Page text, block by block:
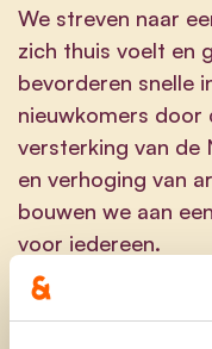
We streven naar
zich thuis voelt en
bevorderen snelle
nieuwkomers door
versterking van de
en verhoging van
bouwen we aan
voor iedereen.
1. Integratie en